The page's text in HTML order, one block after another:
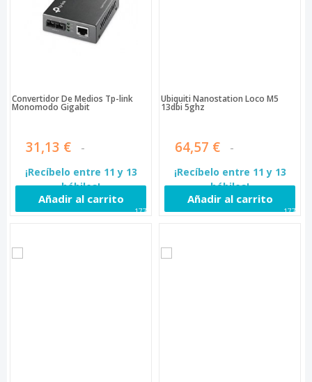
Convertidor De Medios Tp-link
Monomodo Gigabit
31,13 €
¡Recíbelo entre 11 y 13
hábiles!
Añadir al carrito
1771
Ubiquiti Nanostation Loco M5
13dbi 5ghz
64,57 €
¡Recíbelo entre 11 y 13
hábiles!
Añadir al carrito
1778